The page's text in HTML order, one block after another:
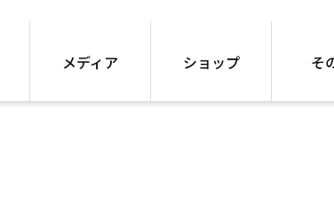
メディア ショップ そ